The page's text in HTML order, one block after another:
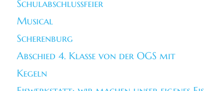
Schulabschlussfeier
Musical
Scherenburg
Abschied 4. Klasse von der OGS mit
Kegeln